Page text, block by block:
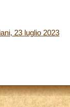
23 luglio 2023